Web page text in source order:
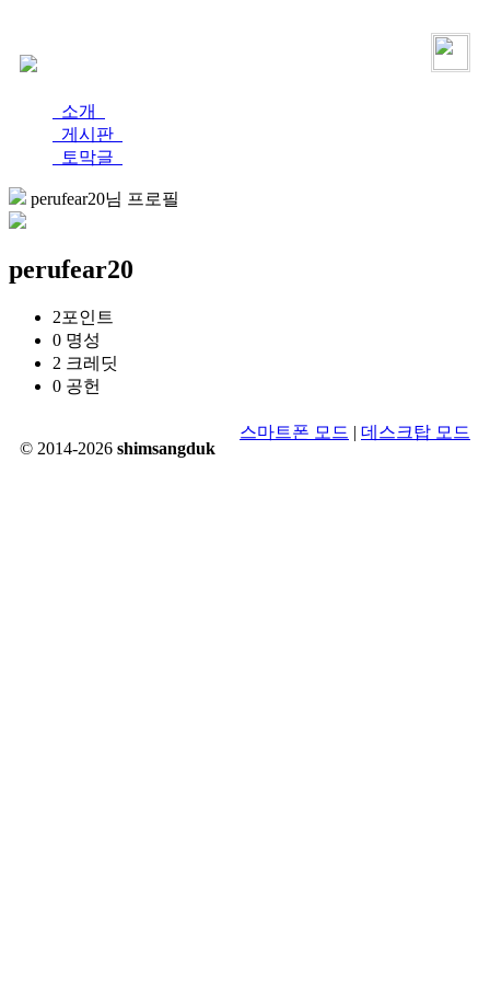
소개
게시판
토막글
perufear20님 프로필
perufear20
2포인트
0 명성
2 크레딧
0 공헌
© 2014-2026 shimsangduk
스마트폰 모드 | 데스크탑 모드